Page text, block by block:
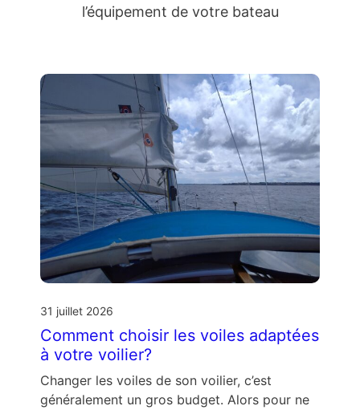
l’équipement de votre bateau
31 juillet 2026
Comment choisir les voiles adaptées
à votre voilier?
Changer les voiles de son voilier, c’est
généralement un gros budget. Alors pour ne